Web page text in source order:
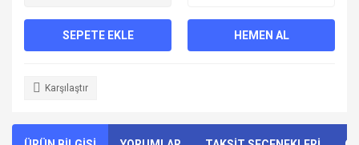
SEPETE EKLE HEMEN AL
Karşılaştır